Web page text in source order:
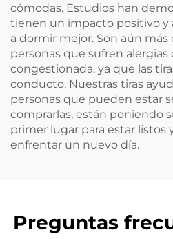
cómodas. Estudios han
tienen un impacto positivo y
a dormir mejor. Son aún más
personas que sufren alergias
congestionada, ya que las
conducto. Nuestras tiras
personas que pueden estar
comprarlas, están poniendo
primer lugar para estar listos
enfrentar un nuevo día.
Preguntas